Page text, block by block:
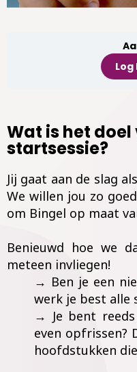
Log
Wat is het doel
startsessie?
Jij gaat aan de slag
We willen jou zo
om Bingel op maat
Benieuwd hoe we
meteen invliegen!
→ Ben je een
werk je best alle
→ Je bent
even opfrissen?
hoofdstukken